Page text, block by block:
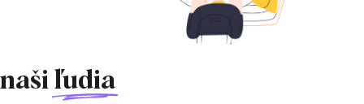
naši ľudia